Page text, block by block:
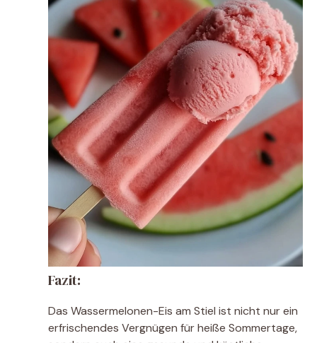
Fazit:
Das Wassermelonen-Eis am Stiel ist nicht nur ein
erfrischendes Vergnügen für heiße Sommertage,